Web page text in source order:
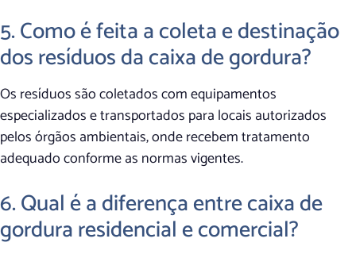
5. Como é feita a coleta e destinação
dos resíduos da caixa de gordura?
Os resíduos são coletados com equipamentos
especializados e transportados para locais autorizados
pelos órgãos ambientais, onde recebem tratamento
adequado conforme as normas vigentes.
6. Qual é a diferença entre caixa de
gordura residencial e comercial?